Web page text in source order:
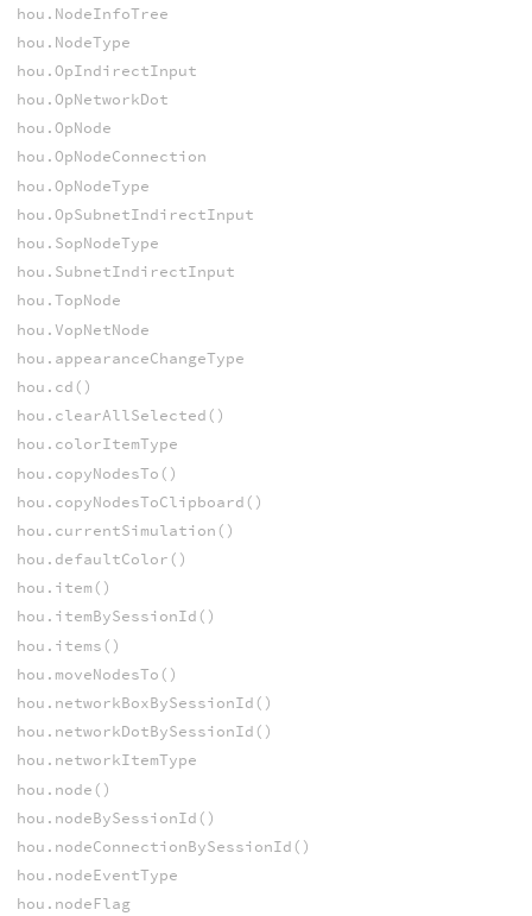
hou.NodeInfoTree
hou.NodeType
hou.OpIndirectInput
hou.OpNetworkDot
hou.OpNode
hou.OpNodeConnection
hou.OpNodeType
hou.OpSubnetIndirectInput
hou.SopNodeType
hou.SubnetIndirectInput
hou.TopNode
hou.VopNetNode
hou.appearanceChangeType
hou.cd()
hou.clearAllSelected()
hou.colorItemType
hou.copyNodesTo()
hou.copyNodesToClipboard()
hou.currentSimulation()
hou.defaultColor()
hou.item()
hou.itemBySessionId()
hou.items()
hou.moveNodesTo()
hou.networkBoxBySessionId()
hou.networkDotBySessionId()
hou.networkItemType
hou.node()
hou.nodeBySessionId()
hou.nodeConnectionBySessionId()
hou.nodeEventType
hou.nodeFlag